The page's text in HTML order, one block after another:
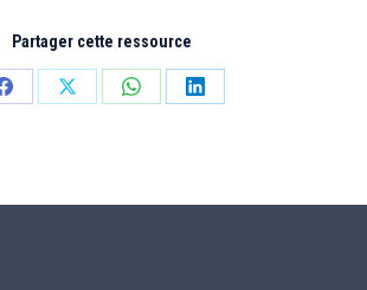
Partager cette ressource
PartagerPartagerPartagerPartager